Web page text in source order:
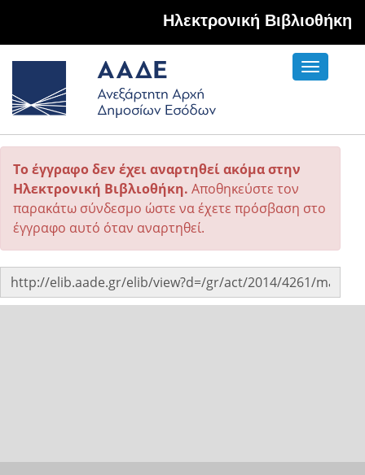
Hλεκτρονική Βιβλιοθήκη
Toggle
Το έγγραφο δεν έχει αναρτηθεί ακόμα στην
Ηλεκτρονική Βιβλιοθήκη. Αποθηκεύστε τον
παρακάτω σύνδεσμο ώστε να έχετε πρόσβαση στο
έγγραφο αυτό όταν αναρτηθεί.